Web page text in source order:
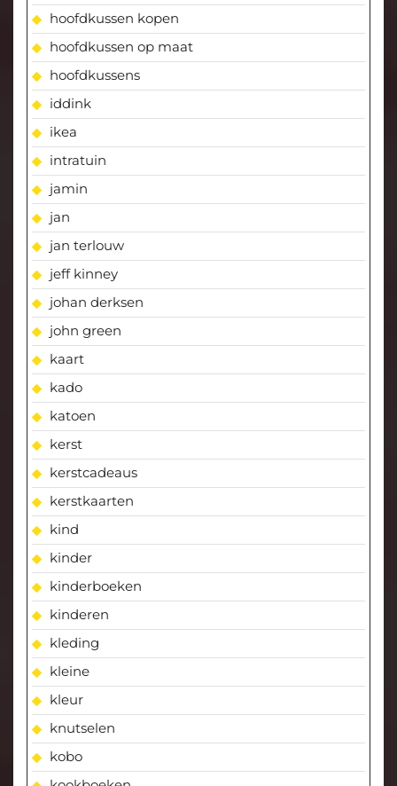
hoofdkussen kopen
hoofdkussen op maat
hoofdkussens
iddink
ikea
intratuin
jamin
jan
jan terlouw
jeff kinney
johan derksen
john green
kaart
kado
katoen
kerst
kerstcadeaus
kerstkaarten
kind
kinder
kinderboeken
kinderen
kleding
kleine
kleur
knutselen
kobo